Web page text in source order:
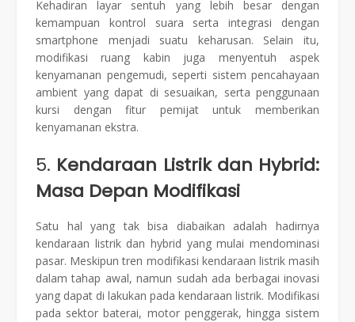
Kehadiran layar sentuh yang lebih besar dengan
kemampuan kontrol suara serta integrasi dengan
smartphone menjadi suatu keharusan. Selain itu,
modifikasi ruang kabin juga menyentuh aspek
kenyamanan pengemudi, seperti sistem pencahayaan
ambient yang dapat di sesuaikan, serta penggunaan
kursi dengan fitur pemijat untuk memberikan
kenyamanan ekstra.
5. Kendaraan Listrik dan Hybrid:
Masa Depan Modifikasi
Satu hal yang tak bisa diabaikan adalah hadirnya
kendaraan listrik dan hybrid yang mulai mendominasi
pasar. Meskipun tren modifikasi kendaraan listrik masih
dalam tahap awal, namun sudah ada berbagai inovasi
yang dapat di lakukan pada kendaraan listrik. Modifikasi
pada sektor baterai, motor penggerak, hingga sistem